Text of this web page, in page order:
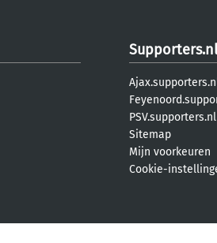
Supporters.nl
PSV.supporters.nl
Sitemap
Mijn voorkeuren
Cookie-